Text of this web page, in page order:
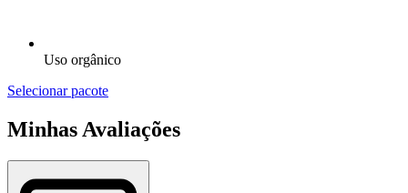
Uso orgânico
Selecionar pacote
Minhas Avaliações